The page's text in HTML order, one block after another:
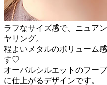
ラフなサイズ感で、ニュア
ヤリング。
程よいメタルのボリューム
す♡
オーバルシルエットのフー
に仕上がるデザインです。